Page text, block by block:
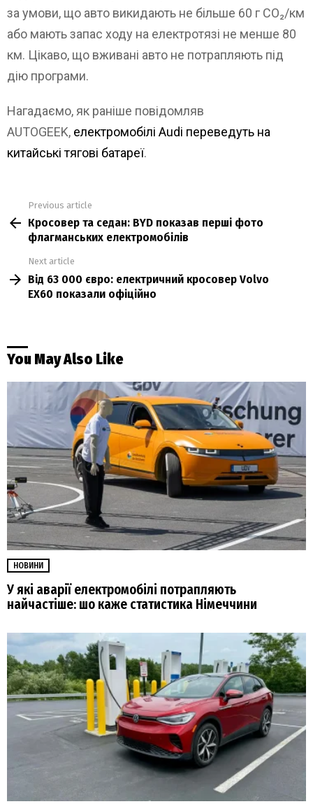
за умови, що авто викидають не більше 60 г CO₂/км
або мають запас ходу на електротязі не менше 80
км. Цікаво, що вживані авто не потрапляють під
дію програми.
Нагадаємо, як раніше повідомляв
AUTOGEEK, електромобілі Audi переведуть на
китайські тягові батареї.
more
Previous article
Кросовер та седан: BYD показав перші фото
флагманських електромобілів
Next article
Від 63 000 євро: електричний кросовер Volvo
EX60 показали офіційно
You May Also Like
НОВИНИ
У які аварії електромобілі потрапляють
найчастіше: шо каже статистика Німеччини